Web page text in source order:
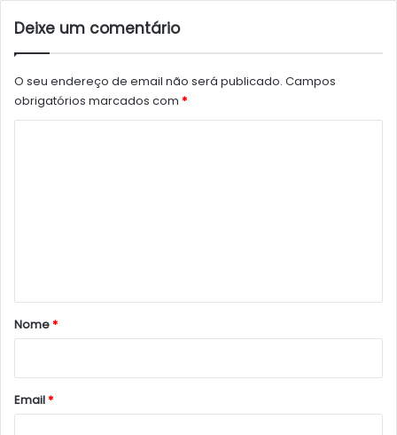
Deixe um comentário
O seu endereço de email não será publicado. Campos
obrigatórios marcados com *
r
*
Nome*
Email*